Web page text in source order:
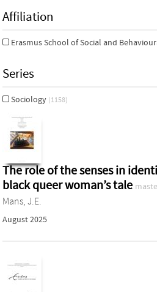
Affiliation
Erasmus School of Social and
Series
Sociology (1158)
The role of the senses in
black queer woman’s tale
Mans, J.E.
August 2025